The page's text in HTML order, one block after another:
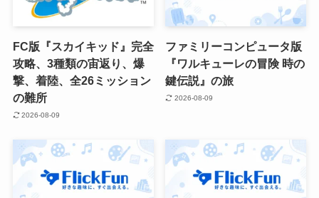
FC版『スカイキッド』完全
攻略、3種類の宙返り、爆
撃、着陸、全26ミッション
の難所
2026-08-09
ファミリーコンピュータ版
『ワルキューレの冒険 時の
鍵伝説』の旅
2026-08-09